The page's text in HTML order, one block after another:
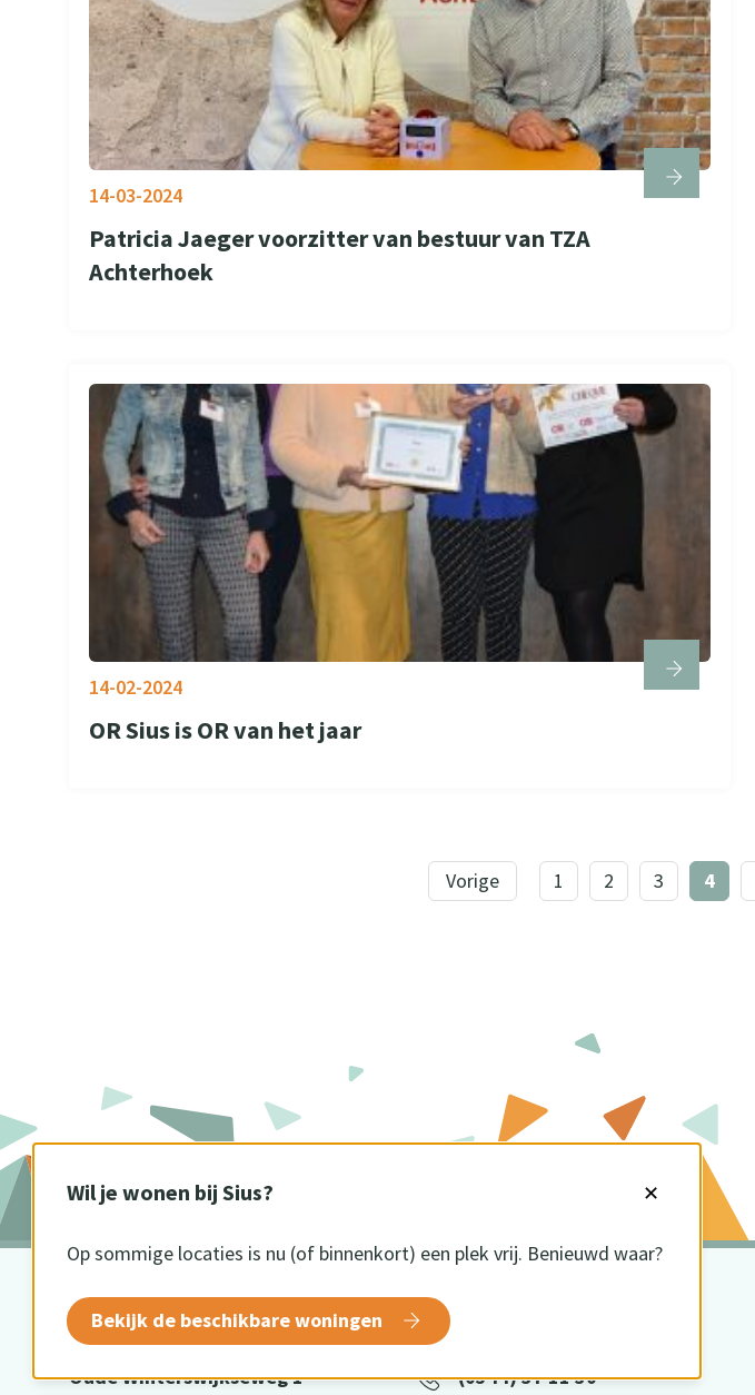
Wil je wonen bij Sius? ✕
Op sommige locaties is nu (of binnenkort) een plek vrij. Benieuwd waar?
Bekijk de beschikbare woningen
Patricia Jaeger voorzitter van bestuur van TZA
Achterhoek
14-03-2024
OR Sius is OR van het jaar
14-02-2024
Vorige 1 2 3 4
BEZOEKADRES
Oude Winterswijkseweg 1
CONTACT
(0544) 37 11 30